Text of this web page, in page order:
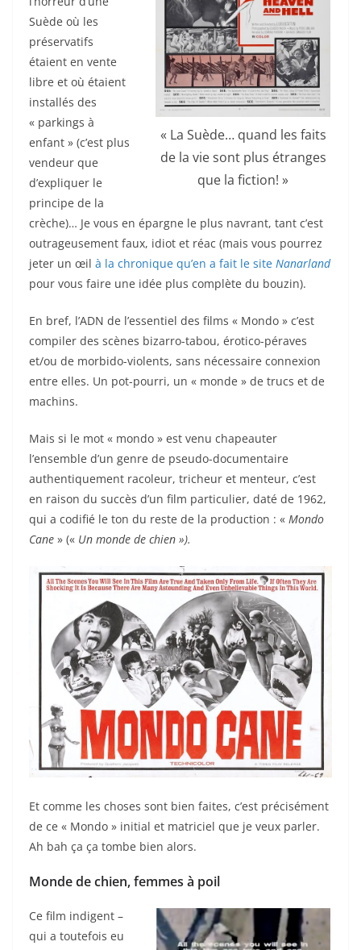
« La Suède… quand les faits
de la vie sont plus étranges
que la fiction! »
Suède où les
préservatifs
étaient en vente
libre et où étaient
installés des
« parkings à
enfant » (c’est plus
vendeur que
d’expliquer le
principe de la
crèche)… Je vous en épargne le plus navrant, tant c’est
outrageusement faux, idiot et réac (mais vous pourrez
jeter un œil à la chronique qu’en a fait le site Nanarland
pour vous faire une idée plus complète du bouzin).
En bref, l’ADN de l’essentiel des films « Mondo » c’est
compiler des scènes bizarro-tabou, érotico-péraves
et/ou de morbido-violents, sans nécessaire connexion
entre elles. Un pot-pourri, un « monde » de trucs et de
machins.
Mais si le mot « mondo » est venu chapeauter
l’ensemble d’un genre de pseudo-documentaire
authentiquement racoleur, tricheur et menteur, c’est
en raison du succès d’un film particulier, daté de 1962,
qui a codifié le ton du reste de la production : « Mondo
Cane » (« Un monde de chien »).
Et comme les choses sont bien faites, c’est précisément
de ce « Mondo » initial et matriciel que je veux parler.
Ah bah ça ça tombe bien alors.
Monde de chien, femmes à poil
Ce film indigent –
qui a toutefois eu